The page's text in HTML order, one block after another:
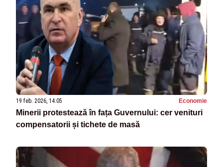
19 feb. 2026, 14:05 Economie
Minerii protestează în fața Guvernului: cer venituri
compensatorii și tichete de masă